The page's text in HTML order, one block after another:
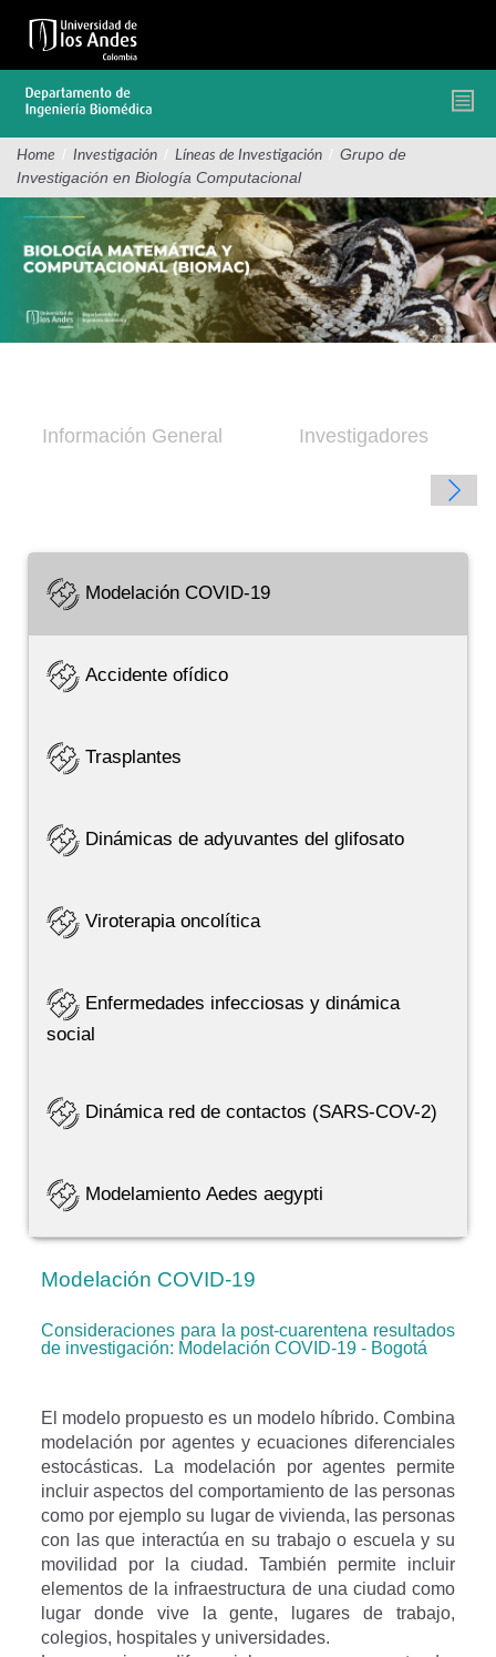
contenido
Home / Investigación / Líneas de Investigación / Grupo de
Investigación en Biología Computacional
Información General Investigadores
Modelación COVID-19
Accidente ofídico
Trasplantes
Dinámicas de adyuvantes del glifosato
Viroterapia oncolítica
Enfermedades infecciosas y dinámica
social
Dinámica red de contactos (SARS-COV-2)
Modelamiento Aedes aegypti
Modelación COVID-19
Consideraciones para la post-cuarentena resultados
de investigación: Modelación COVID-19 - Bogotá
El modelo propuesto es un modelo híbrido. Combina
modelación por agentes y ecuaciones diferenciales
estocásticas. La modelación por agentes permite
incluir aspectos del comportamiento de las personas
como por ejemplo su lugar de vivienda, las personas
con las que interactúa en su trabajo o escuela y su
movilidad por la ciudad. También permite incluir
elementos de la infraestructura de una ciudad como
lugar donde vive la gente, lugares de trabajo,
colegios, hospitales y universidades.